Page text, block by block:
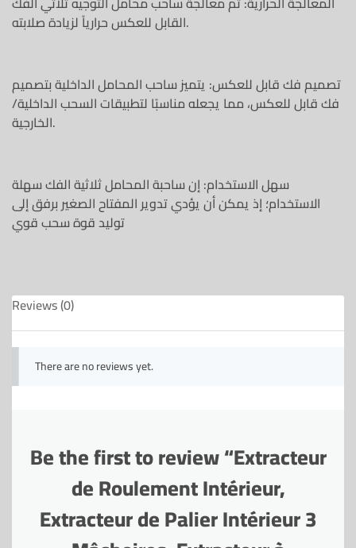
القابل للعكس حرارياً لزيادة صلابته.
تصميم فك قابل للعكس: يتميز ساحب المحامل الداخلية بتصميم
فك قابل للعكس، مما يجعله مناسبًا لتطبيقات السحب الداخلية/
الخارجية.
سهل الاستخدام: إن ساحبة المحامل ثلاثية الفك سهلة
الاستخدام؛ إذ يمكن أن يؤدي تدوير المفتاح الصغير برفق إلى
توليد قوة سحب قوي
Reviews (0)
There are no reviews yet.
Be the first to review “Extracteur
de Roulement Intérieur,
Extracteur de Palier Intérieur 3